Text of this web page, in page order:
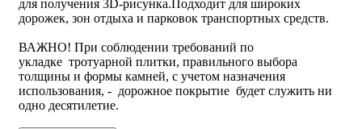
для получения 3D-рисунка.Подходит для широких
дорожек, зон отдыха и парковок транспортных средств.
ВАЖНО! При соблюдении требований по
укладке тротуарной плитки, правильного выбора
толщины и формы камней, с учетом назначения
использования, - дорожное покрытие будет служить ни
одно десятилетие.